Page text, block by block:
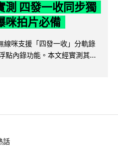
四發一收同步獨
咪拍片必備
咪支援「四發一收」分軌錄
點內錄功能。本文經實測其...
話